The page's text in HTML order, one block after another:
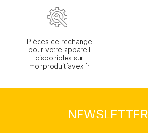
Pièces de rechange
pour votre appareil
disponibles sur
monproduitfavex.fr
NEWSLETTER